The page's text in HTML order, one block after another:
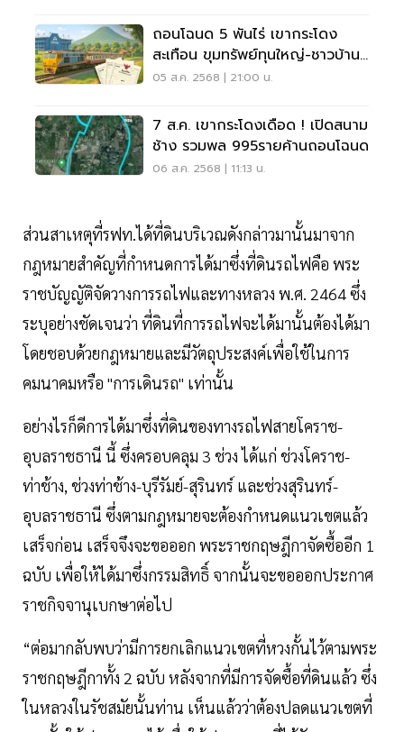
ถอนโฉนด 5 พันไร่ เขากระโดง
สะเทือน ขุมทรัพย์ทุนใหญ่-ชาวบ้าน
บุรีรัมย์ ผู้บุกรุกนับพันราย ลุกฮือ
05 ส.ค. 2568 | 21:00 น.
7 ส.ค. เขากระโดงเดือด ! เปิดสนาม
ช้าง รวมพล 995รายค้านถอนโฉนด
06 ส.ค. 2568 | 11:13 น.
ส่วนสาเหตุที่รฟท.ได้ที่ดินบริเวณดังกล่าวมานั้นมาจาก
กฎหมายสำคัญที่กำหนดการได้มาซึ่งที่ดินรถไฟคือ พระ
ราชบัญญัติจัดวางการรถไฟและทางหลวง พ.ศ. 2464 ซึ่ง
ระบุอย่างชัดเจนว่า ที่ดินที่การรถไฟจะได้มานั้นต้องได้มา
โดยชอบด้วยกฎหมายและมีวัตถุประสงค์เพื่อใช้ในการ
คมนาคมหรือ "การเดินรถ" เท่านั้น
อย่างไรก็ดีการได้มาซึ่งที่ดินของทางรถไฟสายโคราช-
อุบลราชธานี นี้ ซึ่งครอบคลุม 3 ช่วง ได้แก่ ช่วงโคราช-
ท่าช้าง, ช่วงท่าช้าง-บุรีรัมย์-สุรินทร์ และช่วงสุรินทร์-
อุบลราชธานี ซึ่งตามกฎหมายจะต้องกำหนดแนวเขตแล้ว
เสร็จก่อน เสร็จจึงจะขอออก พระราชกฤษฎีกาจัดซื้ออีก 1
ฉบับ เพื่อให้ได้มาซึ่งกรรมสิทธิ์ จากนั้นจะขอออกประกาศ
ราชกิจจานุเบกษาต่อไป
“ต่อมากลับพบว่ามีการยกเลิกแนวเขตที่หวงกั้นไว้ตามพระ
ราชกฤษฎีกาทั้ง 2 ฉบับ หลังจากที่มีการจัดซื้อที่ดินแล้ว ซึ่ง
ในหลวงในรัชสมัยนั้นท่าน เห็นแล้วว่าต้องปลดแนวเขตที่